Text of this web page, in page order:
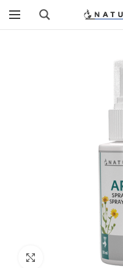
Cliquez pour agrandir